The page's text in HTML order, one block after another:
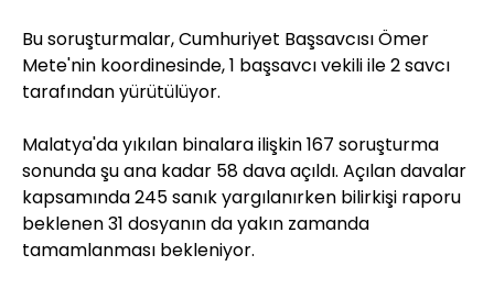
Bu soruşturmalar, Cumhuriyet Başsavcısı Ömer
Mete'nin koordinesinde, 1 başsavcı vekili ile 2 savcı
tarafından yürütülüyor.
Malatya'da yıkılan binalara ilişkin 167 soruşturma
sonunda şu ana kadar 58 dava açıldı. Açılan davalar
kapsamında 245 sanık yargılanırken bilirkişi raporu
beklenen 31 dosyanın da yakın zamanda
tamamlanması bekleniyor.